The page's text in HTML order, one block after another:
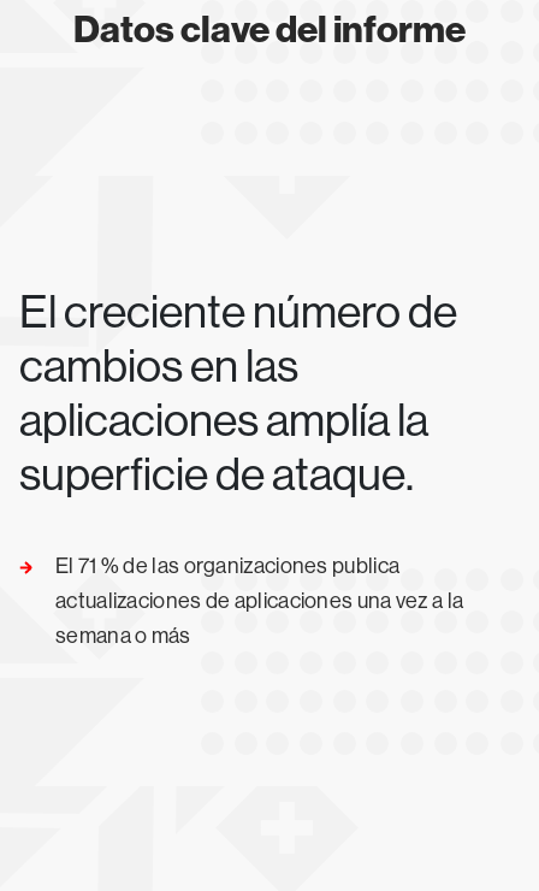
Datos clave del informe
El creciente número de
cambios en las
aplicaciones amplía la
superficie de ataque.
El 71 % de las organizaciones publica
actualizaciones de aplicaciones una vez a la
semana o más